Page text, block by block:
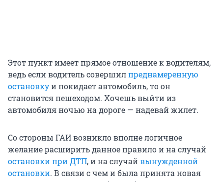
Этот пункт имеет прямое отношение к водителям,
ведь если водитель совершилпреднамеренную
остановкуи покидает автомобиль, то он
становится пешеходом. Хочешь выйти из
автомобиля ночью на дороге — надевай жилет.
Со стороны ГАИ возникло вполне логичное
желание расширить данное правило и на случай
остановки при ДТП, и на случайвынужденной
остановки. В связи с чем и была принята новая